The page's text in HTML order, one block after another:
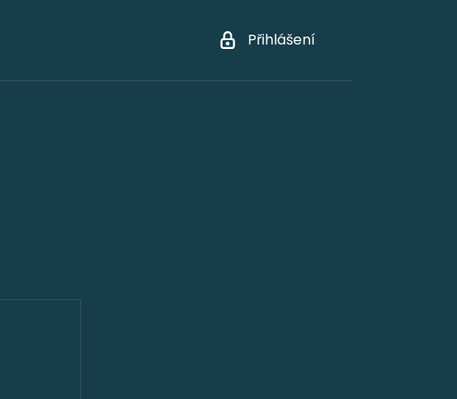
Přihlášení